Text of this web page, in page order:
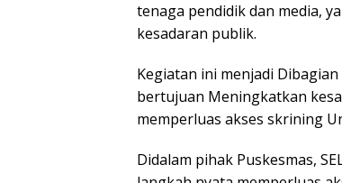
tenaga pendidik dan media,
kesadaran publik.
Kegiatan ini menjadi
bertujuan Meningkatkan
memperluas akses skrining
Didalam pihak Puskesmas,